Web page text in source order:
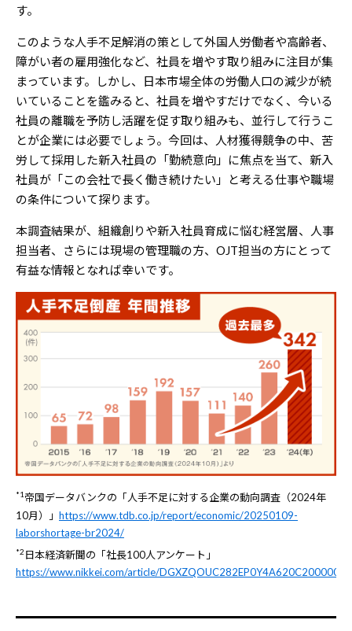
す。
このような人手不足解消の策として外国人労働者や高齢者、
障がい者の雇用強化など、社員を増やす取り組みに注目が集
まっています。しかし、日本市場全体の労働人口の減少が続
いていることを鑑みると、社員を増やすだけでなく、今いる
社員の離職を予防し活躍を促す取り組みも、並行して行うこ
とが企業には必要でしょう。今回は、人材獲得競争の中、苦
労して採用した新入社員の「勤続意向」に焦点を当て、新入
社員が「この会社で長く働き続けたい」と考える仕事や職場
の条件について探ります。
本調査結果が、組織創りや新入社員育成に悩む経営層、人事
担当者、さらには現場の管理職の方、OJT担当の方にとって
有益な情報となれば幸いです。
*1 帝国データバンクの「人手不足に対する企業の動向調査（2024年
10月）」 https://www.tdb.co.jp/report/economic/20250109-
laborshortage-br2024/
*2 日本経済新聞の「社長100人アンケート」
https://www.nikkei.com/article/DGXZQOUC282EP0Y4A620C2000000/